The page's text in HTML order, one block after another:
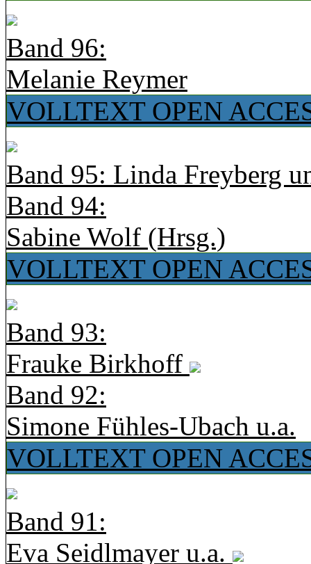
Band 96:
Melanie Reymer
VOLLTEXT OPEN
Band 95: Linda Freyberg
Band 94:
Sabine Wolf (Hrsg.)
VOLLTEXT OPEN
Band 93:
Frauke Birkhoff
Band 92:
Simone Fühles-Ubach u.a.
VOLLTEXT OPEN
Band 91:
Eva Seidlmayer u.a.